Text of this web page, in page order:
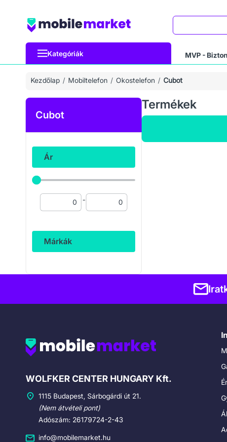
Kategóriák MVP -
Kezdőlap Mobiltelefon Okostelefon Cubot
Cubot
Ár
-
Márkák
Termékek
Cégadatok
WOLFKER CENTER HUNGARY Kft.
1115 Budapest, Sárbogárdi út 21.
(Nem átvételi pont)
Adószám: 26179724-2-43
info@mobilemarket.hu